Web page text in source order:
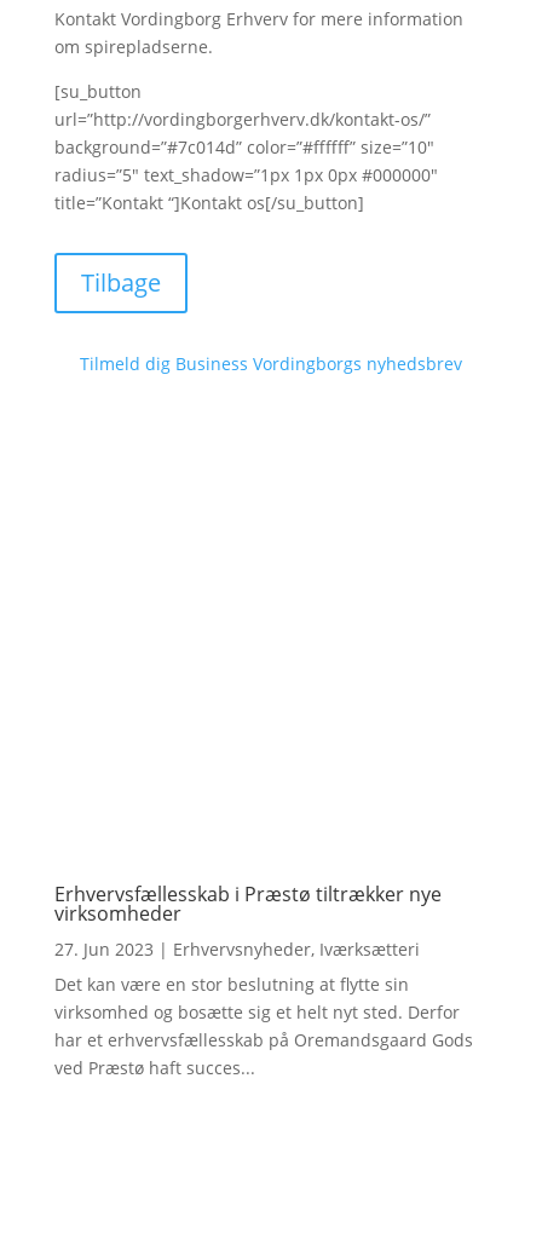
Kontakt Vordingborg Erhverv for mere information
om spirepladserne.
[su_button
url=”http://vordingborgerhverv.dk/kontakt-os/”
background=”#7c014d” color=”#ffffff” size=”10″
radius=”5″ text_shadow=”1px 1px 0px #000000″
title=”Kontakt “]Kontakt os[/su_button]
Tilbage
Tilmeld dig Business Vordingborgs nyhedsbrev
Erhvervsfællesskab i Præstø tiltrækker nye
virksomheder
27. Jun 2023 | Erhvervsnyheder, Iværksætteri
Det kan være en stor beslutning at flytte sin
virksomhed og bosætte sig et helt nyt sted. Derfor
har et erhvervsfællesskab på Oremandsgaard Gods
ved Præstø haft succes...